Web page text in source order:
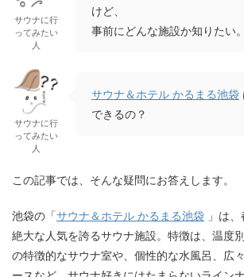
サウナに行
ってみたい
人
けど、
事前にどんな施設か知りたい。
サウナに行
ってみたい
人
サウナ＆ホテル かるまる池袋
できるの？
この記事では、そんな疑問にお答えします。
池袋の「サウナ＆ホテル かるまる池袋 」は
絶大な人気を誇るサウナ施設。特徴は、温度
の特徴的なサウナ室や、個性的な水風呂、広